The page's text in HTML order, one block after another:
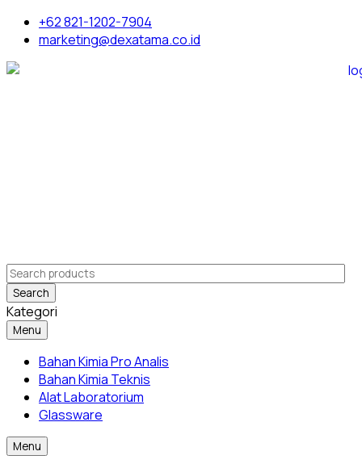
+62 821-1202-7904
marketing@dexatama.co.id
Search
Kategori
Menu
Bahan Kimia Pro Analis
Bahan Kimia Teknis
Alat Laboratorium
Glassware
Menu